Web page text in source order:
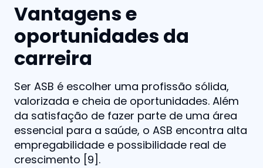
Vantagens e
oportunidades da
carreira
Ser ASB é escolher uma profissão sólida,
valorizada e cheia de oportunidades. Além
da satisfação de fazer parte de uma área
essencial para a saúde, o ASB encontra alta
empregabilidade e possibilidade real de
crescimento [9].